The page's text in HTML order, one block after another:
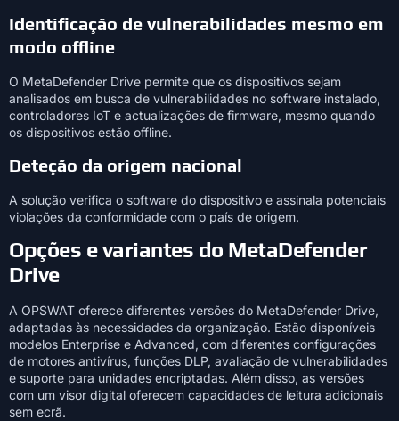
Identificação de vulnerabilidades mesmo em
modo offline
O MetaDefender Drive permite que os dispositivos sejam
analisados em busca de vulnerabilidades no software instalado,
controladores IoT e actualizações de firmware, mesmo quando
os dispositivos estão offline.
Deteção da origem nacional
A solução verifica o software do dispositivo e assinala potenciais
violações da conformidade com o país de origem.
Opções e variantes do MetaDefender
Drive
A OPSWAT oferece diferentes versões do MetaDefender Drive,
adaptadas às necessidades da organização. Estão disponíveis
modelos Enterprise e Advanced, com diferentes configurações
de motores antivírus, funções DLP, avaliação de vulnerabilidades
e suporte para unidades encriptadas. Além disso, as versões
com um visor digital oferecem capacidades de leitura adicionais
sem ecrã.